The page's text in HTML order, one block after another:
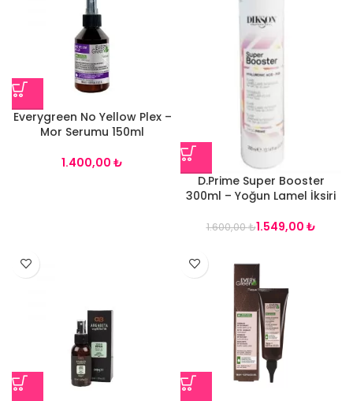
Everygreen No Yellow Plex –
Mor Serumu 150ml
₺
D.Prime Super Booster
300ml – Yoğun Lamel İksiri
1.600,00₺1.549,00 ₺